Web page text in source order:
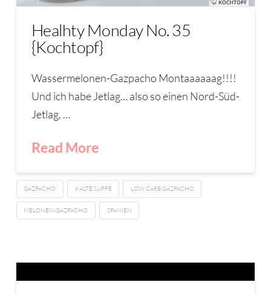
Healhty Monday No. 35
{Kochtopf}
Wassermelonen-Gazpacho Montaaaaaag!!!!
Und ich habe Jetlag… also so einen Nord-Süd-
Jetlag, …
Read More
GAZPACHO KALTE SUPPE LOW CARB GAZPACHO
MELONEN-GAZPACHO SPANIEN